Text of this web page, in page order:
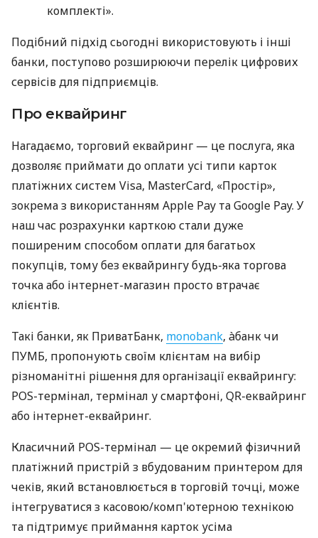
комплекті».
Подібний підхід сьогодні використовують і інші
банки, поступово розширюючи перелік цифрових
сервісів для підприємців.
Про еквайринг
Нагадаємо, торговий еквайринг — це послуга, яка
дозволяє приймати до оплати усі типи карток
платіжних систем Visa, MasterCard, «Простір»,
зокрема з використанням Apple Pay та Google Pay. У
наш час розрахунки карткою стали дуже
поширеним способом оплати для багатьох
покупців, тому без еквайрингу будь-яка торгова
точка або інтернет-магазин просто втрачає
клієнтів.
Такі банки, як ПриватБанк, monobank, àбанк чи
ПУМБ, пропонують своїм клієнтам на вибір
різноманітні рішення для організації еквайрингу:
POS-термінал, термінал у смартфоні, QR-еквайринг
або інтернет-еквайринг.
Класичний POS-термінал — це окремий фізичний
платіжний пристрій з вбудованим принтером для
чеків, який встановлюється в торговій точці, може
інтегруватися з касовою/комп'ютерною технікою
та підтримує приймання карток усіма